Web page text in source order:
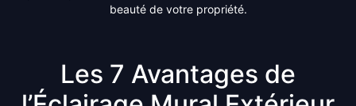
beauté de votre propriété.
Les 7 Avantages de